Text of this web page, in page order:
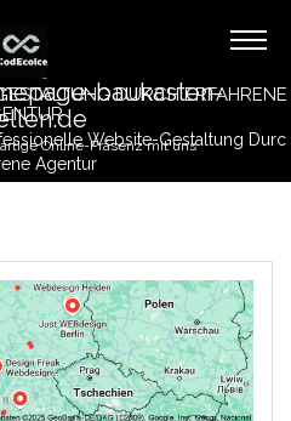
baukasten-
Online-Präsenz mit uns
DURCH ERFAHRENE
Website-Gestaltung Durc
Agentur